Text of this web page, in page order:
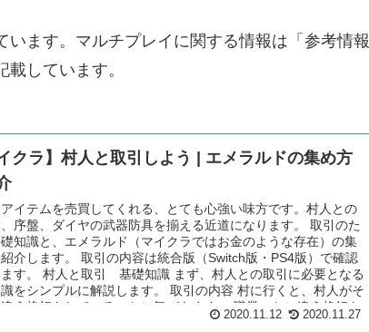
います。マルチプレイに関する情報は「参考情報
しています。
イクラ】村人と取引しよう | エメラルドの集め方
イテムを売買してくれる、とても心強い味方です。村人との
序盤、ダイヤの武器防具を揃える近道になります。 取引のた
知識と、エメラルド（マイクラではお金のような存在）の集
介します。 取引の内容は統合版（Switch版・PS4版）で確認
ます。 村人と取引 基礎知識 まず、村人との取引に必要となる
をシンプルに解説します。 取引の内容 村に行くと、村人がそ
違う格好をしていることに気づきます。 職業ごとに違う格好を
るためです。さらに、例えば同じ武器屋でもダイヤの剣のエン
2020.11.12 2020.11.27